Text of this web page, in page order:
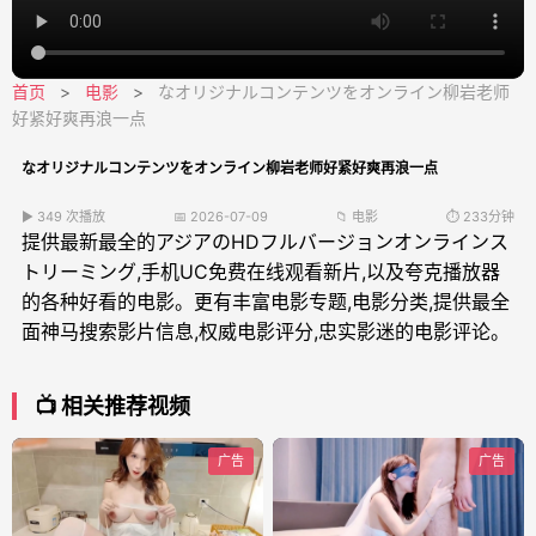
首页 > 电影 >
なオリジナルコンテンツをオンライン柳岩老师
好紧好爽再浪一点
なオリジナルコンテンツをオンライン柳岩老师好紧好爽再浪一点
▶ 349 次播放 📅 2026-07-09 📁 电影 ⏱️ 233分钟
提供最新最全的アジアのHDフルバージョンオンラインス
トリーミング,手机UC免费在线观看新片,以及夸克播放器
的各种好看的电影。更有丰富电影专题,电影分类,提供最全
面神马搜索影片信息,权威电影评分,忠实影迷的电影评论。
📺 相关推荐视频
广告 广告